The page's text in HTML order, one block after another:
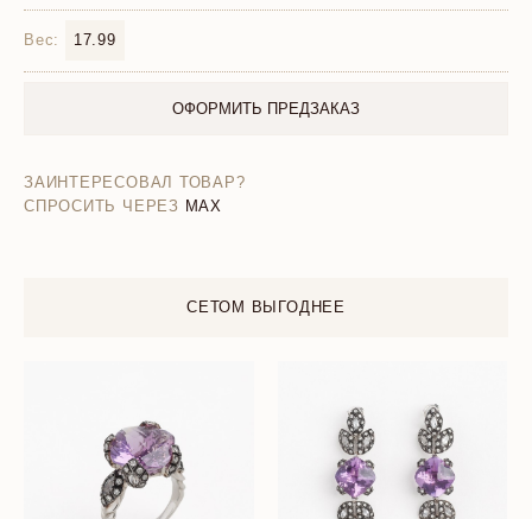
Вес: 17.99
ОФОРМИТЬ ПРЕДЗАКАЗ
ЗАИНТЕРЕСОВАЛ ТОВАР?
СПРОСИТЬ ЧЕРЕЗ MAX
СЕТОМ ВЫГОДНЕЕ